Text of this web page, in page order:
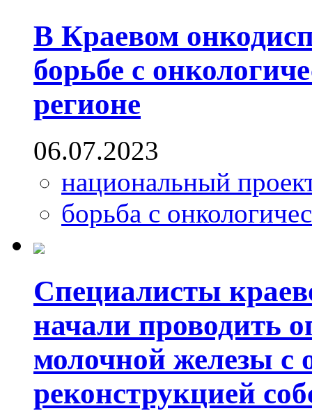
В Краевом
борьбе с
регионе
06.07.2023
национальный
борьба с
Специалисты
начали проводить
молочной железы с
реконструкцией